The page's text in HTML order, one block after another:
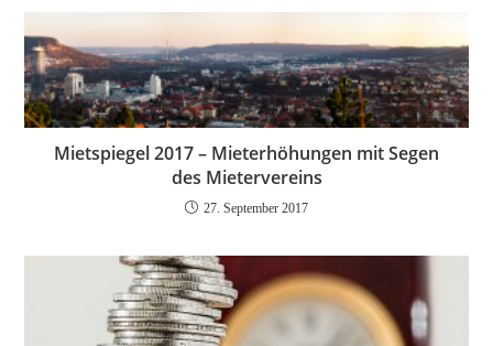
Mietspiegel 2017 – Mieterhöhungen mit Segen
des Mietervereins
27. September 2017